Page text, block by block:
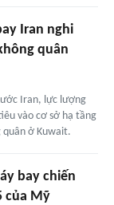
Iran nghi
quân
Iran, lực lượng
vào cơ sở hạ tầng
quân ở Kuwait.
bay chiến
của Mỹ